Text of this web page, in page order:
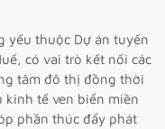
yếu thuộc Dự án tuyến
có vai trò kết nối các
tâm đô thị đồng thời
kinh tế ven biển miền
phần thúc đẩy phát